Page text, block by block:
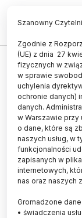
Mutacja
raka
14.09.2013
1 minuta
Szanowny
Zgodnie z
(UE) z dnia 27
fizycznych w
w sprawie
uchylenia
ochronie danych)
danych.
w Warszawie przy
o dane, które są
naszych usług, w
funkcjonalności
zapisanych w
internetowych,
nas oraz naszych
Gromadzone
• świadczenia